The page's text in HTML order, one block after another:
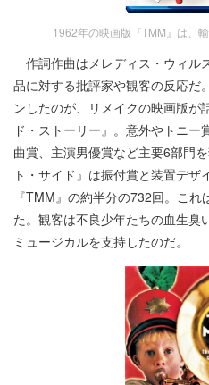
1962年の映画版『TMM』は、
作詞作曲はメレディス・ウィル
品に対する批評家や観客の反応だ
ンしたのが、リメイクの映画版が
ド・ストーリー』。意外やトニ
曲賞、主演男優賞など主要6部門
ト・サイド』は振付賞と装置デザ
『TMM』の約半分の732回。こ
た。観客は不良少年たちの血生臭
ミュージカルを支持したのだ。